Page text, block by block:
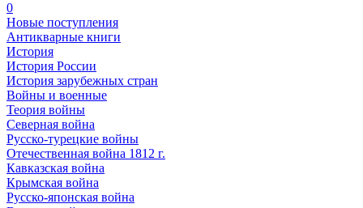
0
Новые поступления
Антикварные книги
История
История России
История зарубежных стран
Войны и военные
Теория войны
Северная война
Русско-турецкие войны
Отечественная война 1812 г.
Кавказская война
Крымская война
Русско-японская война